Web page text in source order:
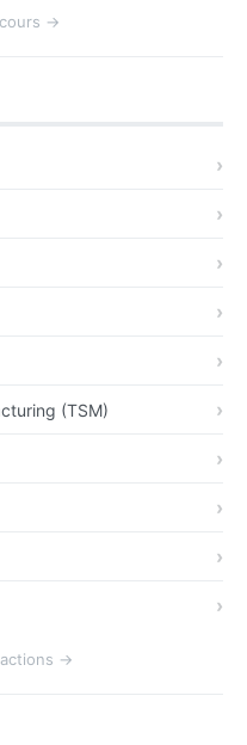
→
(TSM)
→